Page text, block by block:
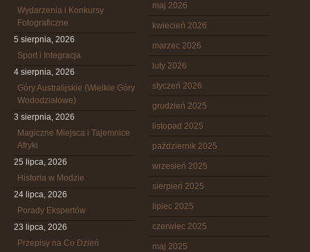
Wydarzenia i Konkursy
Fotograficzne
5 sierpnia, 2026
Sport i Integracja
4 sierpnia, 2026
Góry Australijskie (Wielkie Góry
Wododziałowe)
3 sierpnia, 2026
Magiczne Miejsca i Tajemnice
Afryki
25 lipca, 2026
Historia w Modzie
24 lipca, 2026
Porady Ekspertów
23 lipca, 2026
Przepisy na Co Dzień
maj 2026
kwiecień 2026
marzec 2026
luty 2026
styczeń 2026
grudzień 2025
listopad 2025
październik 2025
wrzesień 2025
sierpień 2025
lipiec 2025
czerwiec 2025
maj 2025